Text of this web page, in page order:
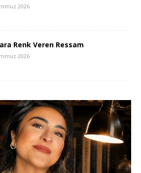
2026
Renk Veren Ressam
2026